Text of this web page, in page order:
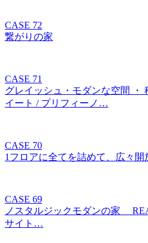
CASE 72
繋がりの家
CASE 71
グレイッシュ・モダンな空間
イート / プリフィーノ…
CASE 70
1フロアに全てを詰めて、広々開
CASE 69
ノスタルジックモダンの家
サイト…